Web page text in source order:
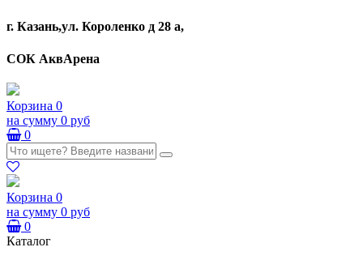
г. Казань,ул. Короленко д 28 а,
СОК АквАрена
Корзина 0
на сумму 0 руб
0
Корзина 0
на сумму 0 руб
0
Каталог